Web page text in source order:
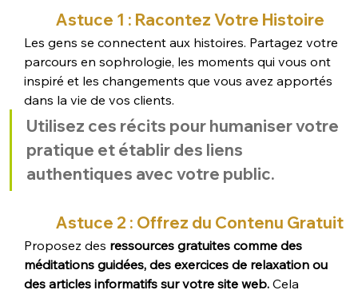
Astuce 1 : Racontez Votre Histoire
Les gens se connectent aux histoires. Partagez votre
parcours en sophrologie, les moments qui vous ont
inspiré et les changements que vous avez apportés
dans la vie de vos clients.
Utilisez ces récits pour humaniser votre
pratique et établir des liens
authentiques avec votre public.
Astuce 2 : Offrez du Contenu Gratuit
Proposez des ressources gratuites comme des
méditations guidées, des exercices de relaxation ou
des articles informatifs sur votre site web. Cela